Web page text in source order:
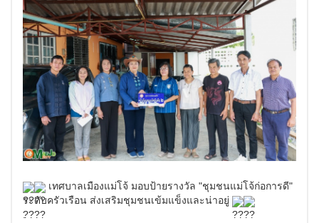
เทศบาลเมืองแม่โจ้ มอบป้ายรางวัล "ชุมชนแม่โจ้ก่อการดี"
ระดับครัวเรือน ส่งเสริมชุมชนเข้มแข็งและน่าอยู่
.